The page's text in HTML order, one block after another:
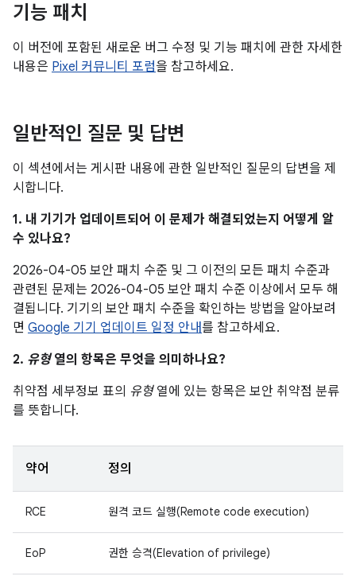
기능 패치
이 버전에 포함된 새로운 버그 수정 및 기능 패치에 관한 자세한
내용은 Pixel 커뮤니티 포럼을 참고하세요.
일반적인 질문 및 답변
이 섹션에서는 게시판 내용에 관한 일반적인 질문의 답변을 제
시합니다.
1. 내 기기가 업데이트되어 이 문제가 해결되었는지 어떻게 알
수 있나요?
2026-04-05 보안 패치 수준 및 그 이전의 모든 패치 수준과
관련된 문제는 2026-04-05 보안 패치 수준 이상에서 모두 해
결됩니다. 기기의 보안 패치 수준을 확인하는 방법을 알아보려
면 Google 기기 업데이트 일정 안내를 참고하세요.
2. 유형열의 항목은 무엇을 의미하나요?
취약점 세부정보 표의 유형열에 있는 항목은 보안 취약점 분류
를 뜻합니다.
약어 정의
RCE 원격 코드 실행(Remote code execution)
EoP 권한 승격(Elevation of privilege)